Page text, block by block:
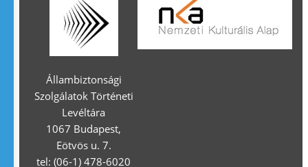
Állambiztonsági
Szolgálatok Történeti
Levéltára
1067 Budapest,
Eötvös u. 7.
tel: (06-1) 478-6020